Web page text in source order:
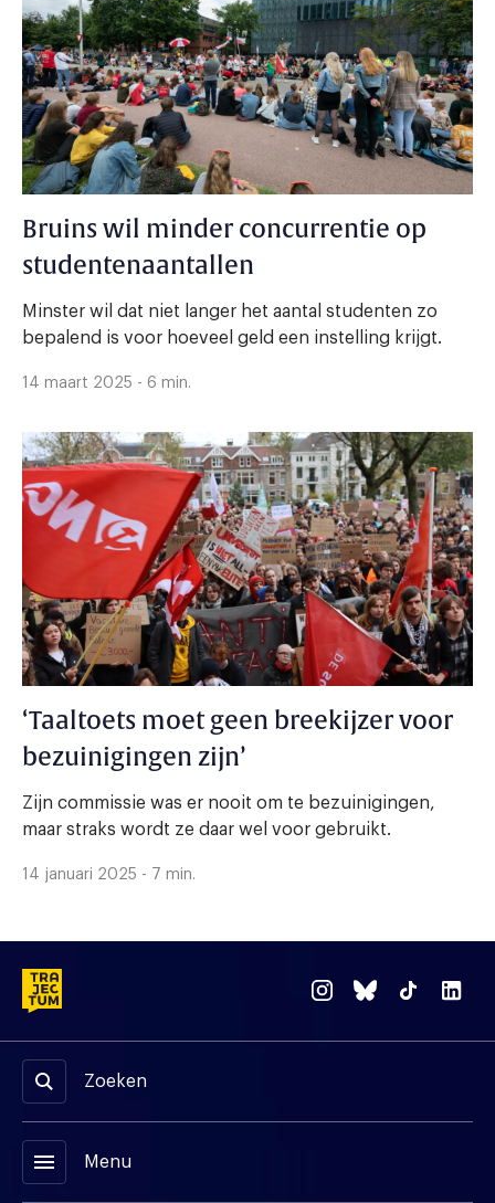
Bruins wil minder concurrentie op
studentenaantallen
Minster wil dat niet langer het aantal studenten zo
bepalend is voor hoeveel geld een instelling krijgt.
14 maart 2025 - 6 min.
‘Taaltoets moet geen breekijzer voor
bezuinigingen zijn’
Zijn commissie was er nooit om te bezuinigingen,
maar straks wordt ze daar wel voor gebruikt.
14 januari 2025 - 7 min.
Zoeken
menu Menu